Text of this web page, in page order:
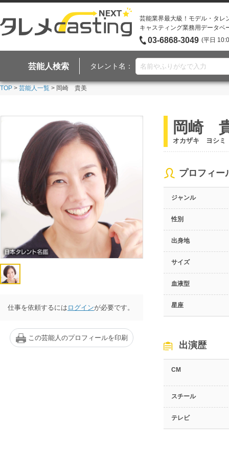
芸能業界最大級！モデル・タレ
キャスティング業務用データベ
03-6868-3049 (平日
芸能人検索 タレント名：
TOP > 芸能人一覧 > 岡崎 貴美
仕事を依頼するには ログインが必要です。
この芸能人のプロフィールを印刷
岡崎
オカザキ ヨシミ
プロフィー
ジャンル
性別
出身地
サイズ
血液型
星座
出演歴
CM
スチール
テレビ